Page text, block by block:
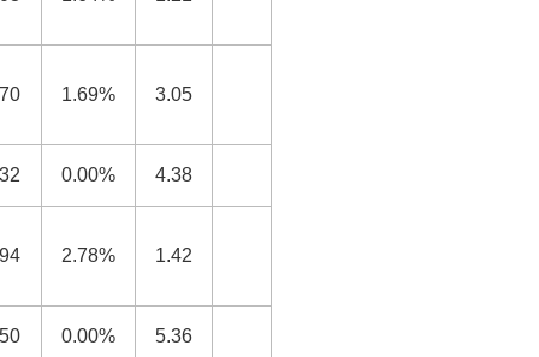
1.69% 3.05
0.00% 4.38
2.78% 1.42
0.00% 5.36